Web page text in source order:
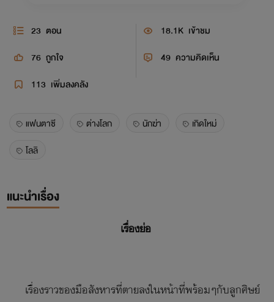
23 ตอน 18.1K เข้าชม
76 ถูกใจ 49 ความคิดเห็น
113 เพิ่มลงคลัง
แฟนตาซี ต่างโลก นักฆ่า
เกิดใหม่
โลลิ
แนะนำเรื่อง
เรื่องย่อ
เรื่องราวของมือสังหารที่ตายลงในหน้าที่พร้อมๆกับลูกศิษย์